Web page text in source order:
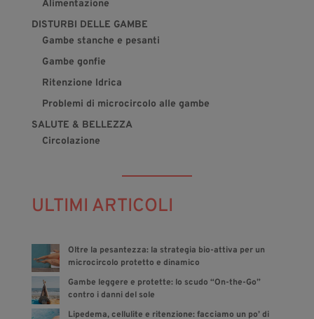
Alimentazione
DISTURBI DELLE GAMBE
Gambe stanche e pesanti
Gambe gonfie
Ritenzione Idrica
Problemi di microcircolo alle gambe
SALUTE & BELLEZZA
Circolazione
ULTIMI ARTICOLI
Oltre la pesantezza: la strategia bio-attiva per un
microcircolo protetto e dinamico
Gambe leggere e protette: lo scudo “On-the-Go”
contro i danni del sole
Lipedema, cellulite e ritenzione: facciamo un po’ di